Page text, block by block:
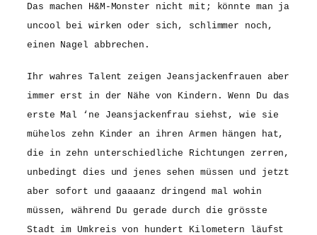
Das machen H&M-Monster nicht mit; könnte man ja
uncool bei wirken oder sich, schlimmer noch,
einen Nagel abbrechen.
Ihr wahres Talent zeigen Jeansjackenfrauen aber
immer erst in der Nähe von Kindern. Wenn Du das
erste Mal ‘ne Jeansjackenfrau siehst, wie sie
mühelos zehn Kinder an ihren Armen hängen hat,
die in zehn unterschiedliche Richtungen zerren,
unbedingt dies und jenes sehen müssen und jetzt
aber sofort und gaaaanz dringend mal wohin
müssen, während Du gerade durch die grösste
Stadt im Umkreis von hundert Kilometern läufst